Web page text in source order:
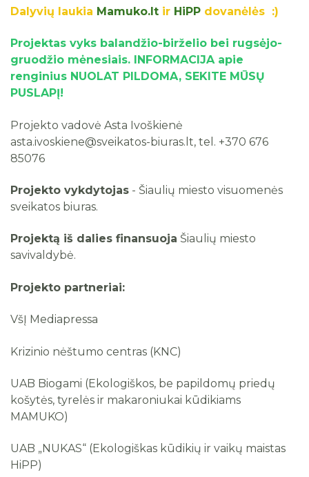
Dalyvių laukia Mamuko.lt ir HiPP dovanėlės :)
Projektas vyks balandžio-birželio bei rugsėjo-
gruodžio mėnesiais. INFORMACIJA apie
renginius NUOLAT PILDOMA, SEKITE MŪSŲ
PUSLAPĮ!
Projekto vadovė Asta Ivoškienė
asta.ivoskiene@sveikatos-biuras.lt, tel. +370 676
85076
Projekto vykdytojas - Šiaulių miesto visuomenės
sveikatos biuras.
Projektą iš dalies finansuoja Šiaulių miesto
savivaldybė.
Projekto partneriai:
VšĮ Mediapressa
Krizinio nėštumo centras (KNC)
UAB Biogami (Ekologiškos, be papildomų priedų
košytės, tyrelės ir makaroniukai kūdikiams
MAMUKO)
UAB „NUKAS“ (Ekologiškas kūdikių ir vaikų maistas
HiPP)